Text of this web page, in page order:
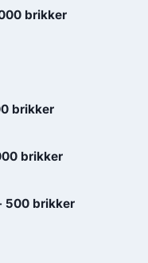
brikker
brikker
brikker
500 brikker